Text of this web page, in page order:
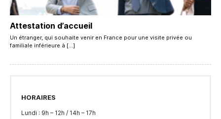
Attestation d’accueil
Un étranger, qui souhaite venir en France pour une visite privée ou
familiale inférieure à […]
HORAIRES
Lundi : 9h – 12h / 14h – 17h